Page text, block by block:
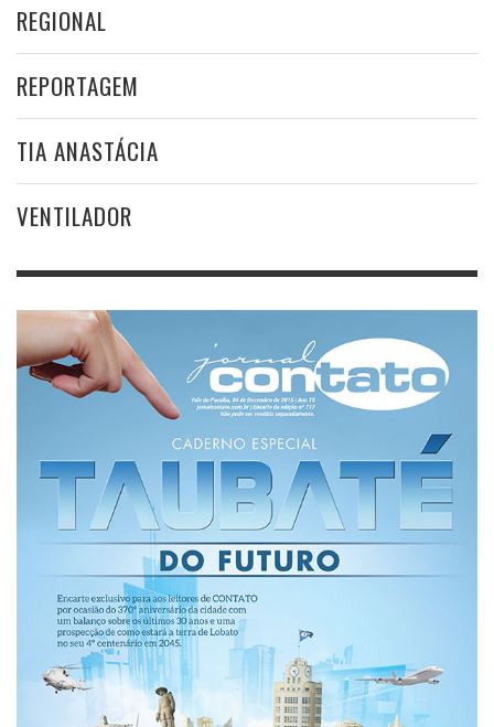
REGIONAL
REPORTAGEM
TIA ANASTÁCIA
VENTILADOR